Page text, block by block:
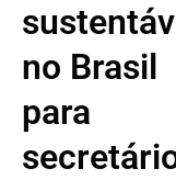
no Brasil
para